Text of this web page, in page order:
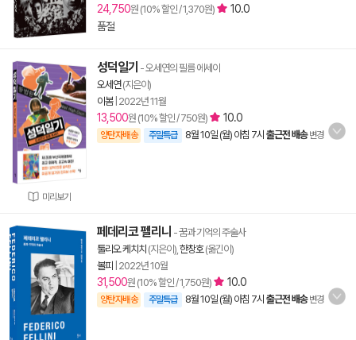
24,750원 (10% 할인 / 1,370원)
10.0
품절
미리보기
성덕일기 - 오세연의 필름 에세이
오세연(지은이)
이봄| 2022년 11월
13,500원 (10% 할인 / 750원) 10.0
양탄자배송 주말특급 8월 10일 (월) 아침 7시 출근전 배송 변경
페데리코 펠리니 - 꿈과 기억의 주술사
툴리오 케치치 (지은이), 한창호(옮긴이)
볼피
2022년 10월
31,500원 (10% 할인 / 1,750원) 10.0
양탄자배송 주말특급 8월 10일 (월) 아침 7시 출근전 배송 변경